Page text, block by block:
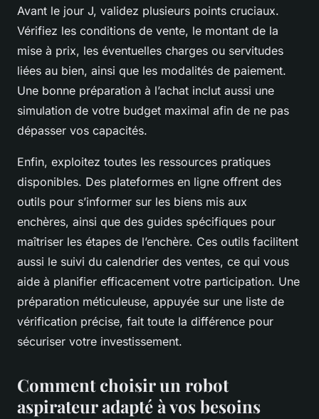
Avant le jour J, validez plusieurs points cruciaux.
Vérifiez les conditions de vente, le montant de la
mise à prix, les éventuelles charges ou servitudes
liées au bien, ainsi que les modalités de paiement.
Une bonne préparation à l’achat inclut aussi une
simulation de votre budget maximal afin de ne pas
dépasser vos capacités.
Enfin, exploitez toutes les ressources pratiques
disponibles. Des plateformes en ligne offrent des
outils pour s’informer sur les biens mis aux
enchères, ainsi que des guides spécifiques pour
maîtriser les étapes de l’enchère. Ces outils facilitent
aussi le suivi du calendrier des ventes, ce qui vous
aide à planifier efficacement votre participation. Une
préparation méticuleuse, appuyée sur une liste de
vérification précise, fait toute la différence pour
sécuriser votre investissement.
Comment choisir un robot
aspirateur adapté à vos besoins